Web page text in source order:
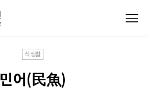
식생활
민어(民魚)